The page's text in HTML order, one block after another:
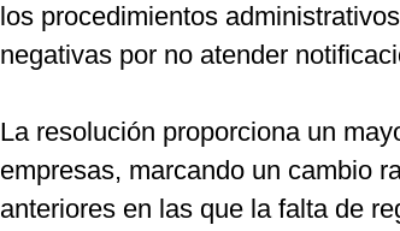
los procedimientos
negativas por no atender
La resolución proporciona un
empresas, marcando un cambio
anteriores en las que la falta de